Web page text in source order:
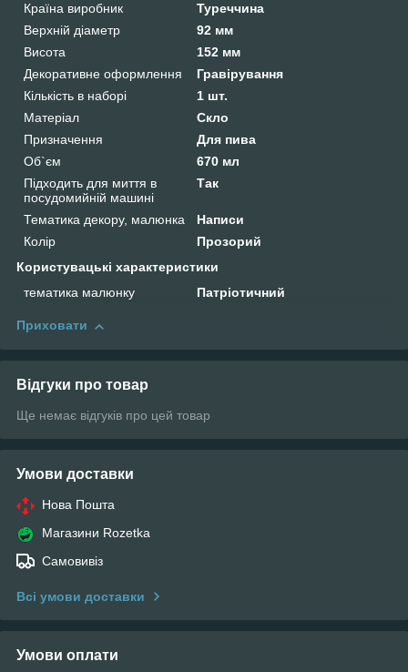
Країна виробник
Туреччина
Верхній діаметр
92 мм
Висота
152 мм
Декоративне оформлення
Гравірування
Кількість в наборі
1 шт.
Матеріал
Скло
Призначення
Для пива
Об`єм
670 мл
Підходить для миття в
посудомийній машині
Так
Тематика декору, малюнка
Написи
Колір
Прозорий
Користувацькі характеристики
тематика малюнку
Патріотичний
Приховати
Відгуки про товар
Ще немає відгуків про цей товар
Умови доставки
Нова Пошта
Магазини Rozetka
Самовивіз
Всі умови доставки
Умови оплати